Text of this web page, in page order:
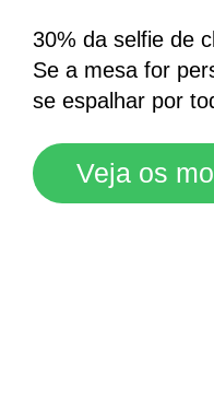
30% da selfie de
Se a mesa for
se espalhar por
Veja os